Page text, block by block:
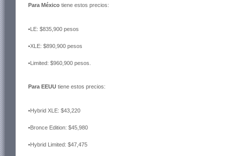
Para México tiene estos precios:
•LE: $835,900 pesos
•XLE: $890,900 pesos
•Limited: $960,900 pesos.
Para EEUU tiene estos precios:
•Hybrid XLE: $43,220
•Bronce Edition: $45,980
•Hybrid Limited: $47,475